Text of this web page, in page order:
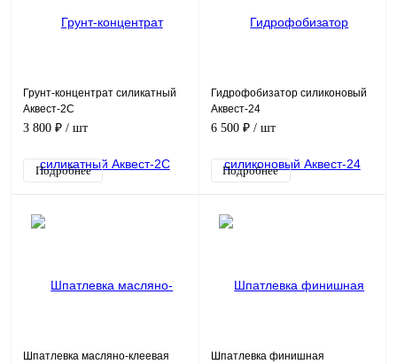
Грунт-концентрат силикатный
Аквест-2С
3 800 ₽ / шт
Подробнее
Гидрофобизатор силиконовый
Аквест-24
6 500 ₽ / шт
Подробнее
Шпатлевка масляно-клеевая
Шпатлевка финишная